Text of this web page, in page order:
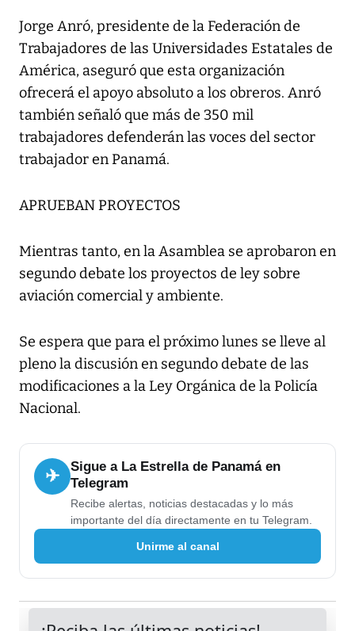
Jorge Anró, presidente de la Federación de
Trabajadores de las Universidades Estatales de
América, aseguró que esta organización
ofrecerá el apoyo absoluto a los obreros. Anró
también señaló que más de 350 mil
trabajadores defenderán las voces del sector
trabajador en Panamá.
APRUEBAN PROYECTOS
Mientras tanto, en la Asamblea se aprobaron en
segundo debate los proyectos de ley sobre
aviación comercial y ambiente.
Se espera que para el próximo lunes se lleve al
pleno la discusión en segundo debate de las
modificaciones a la Ley Orgánica de la Policía
Nacional.
✈
Sigue a La Estrella de Panamá en
Telegram
Recibe alertas, noticias destacadas y lo más
importante del día directamente en tu Telegram.
Unirme al canal